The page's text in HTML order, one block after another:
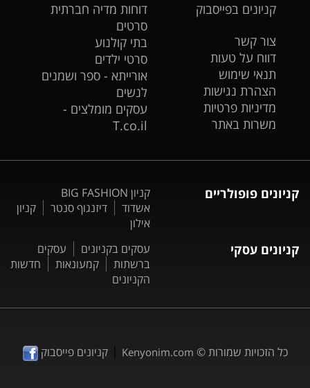
קניונים בפייסבוק
צור קשר
דווח על טעות
תנאי שימוש
הצהרת נגישות
מדיניות פרטיות
משרות באתר
דוחות מדיה חברתית
סרטים
בתי קולנוע
סרטי ילדים
אורייתא - ספר ושמנים
לנשים
עסקים מומלצים -
T.co.il
קניונים פופולריים
קניון BIG FASHION
אשדוד
דיזנגוף סנטר
קניון
אילון
קניונים עסקי עסקים בקניונים
עסקים
ברשתות
קמעונאות
חדשות
הקניונים
כל הזכויות שמורות © Kenyonim.com
|קניונים פייסבוק